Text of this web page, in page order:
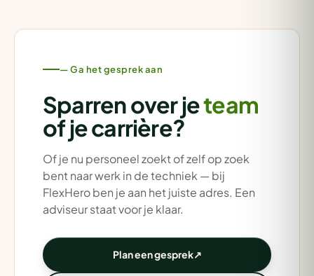
— Ga het gesprek aan
Sparren over jeteam
of je carrière?
Of je nu personeel zoekt of zelf op zoek
bent naar werk in de techniek — bij
FlexHero ben je aan het juiste adres. Een
adviseur staat voor je klaar.
Plan een gesprek↗